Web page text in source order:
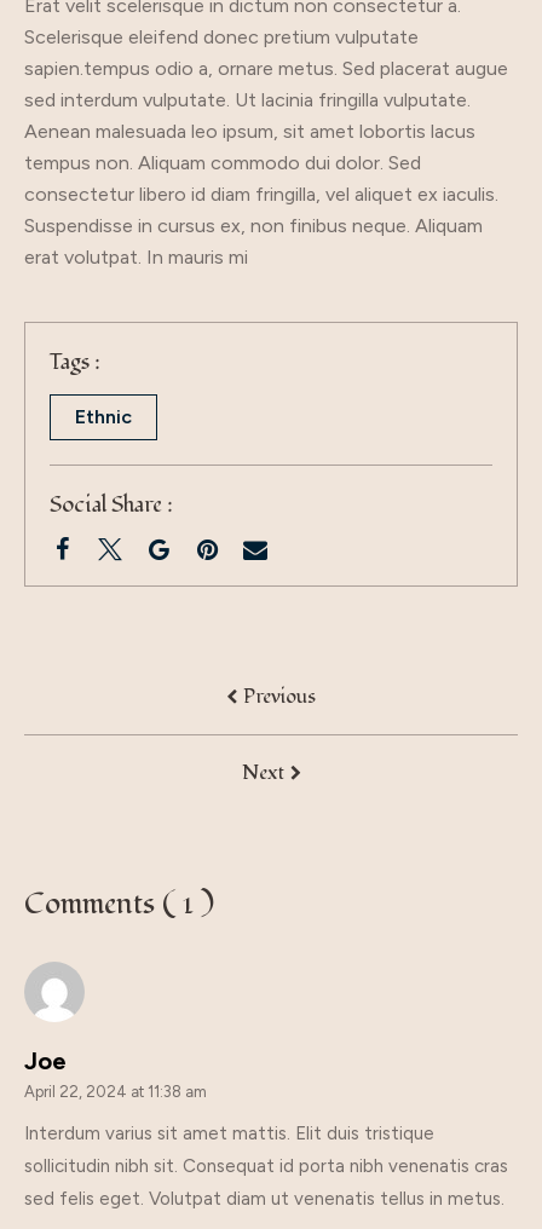
Erat velit scelerisque in dictum non consectetur a.
Scelerisque eleifend donec pretium vulputate
sapien.tempus odio a, ornare metus. Sed placerat augue
sed interdum vulputate. Ut lacinia fringilla vulputate.
Aenean malesuada leo ipsum, sit amet lobortis lacus
tempus non. Aliquam commodo dui dolor. Sed
consectetur libero id diam fringilla, vel aliquet ex iaculis.
Suspendisse in cursus ex, non finibus neque. Aliquam
erat volutpat. In mauris mi
Tags :
Ethnic
Social Share :
Previous
Next
Comments ( 1 )
Joe
April 22, 2024 at 11:38 am
Interdum varius sit amet mattis. Elit duis tristique
sollicitudin nibh sit. Consequat id porta nibh venenatis cras
sed felis eget. Volutpat diam ut venenatis tellus in metus.